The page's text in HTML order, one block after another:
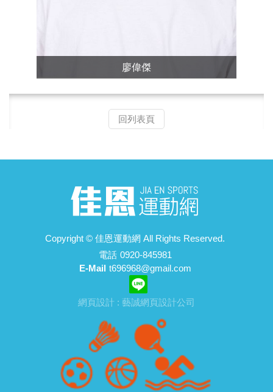
廖偉傑
回列表頁
Copyright © 佳恩運動網 All Rights Reserved.
電話 0920-845981
E-Mail t696968@gmail.com
網頁設計 : 藝誠網頁設計公司